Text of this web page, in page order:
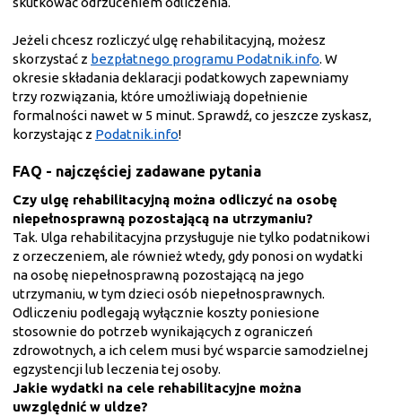
Jeżeli chcesz rozliczyć ulgę rehabilitacyjną, możesz
skorzystać z bezpłatnego programu Podatnik.info. W
okresie składania deklaracji podatkowych zapewniamy
trzy rozwiązania, które umożliwiają dopełnienie
formalności nawet w 5 minut. Sprawdź, co jeszcze zyskasz,
korzystając z Podatnik.info!
FAQ - najczęściej zadawane pytania
Czy ulgę rehabilitacyjną można odliczyć na osobę
niepełnosprawną pozostającą na utrzymaniu?
Tak. Ulga rehabilitacyjna przysługuje nie tylko podatnikowi
z orzeczeniem, ale również wtedy, gdy ponosi on wydatki
na osobę niepełnosprawną pozostającą na jego
utrzymaniu, w tym dzieci osób niepełnosprawnych.
Odliczeniu podlegają wyłącznie koszty poniesione
stosownie do potrzeb wynikających z ograniczeń
zdrowotnych, a ich celem musi być wsparcie samodzielnej
egzystencji lub leczenia tej osoby.
Jakie wydatki na cele rehabilitacyjne można
uwzględnić w uldze?